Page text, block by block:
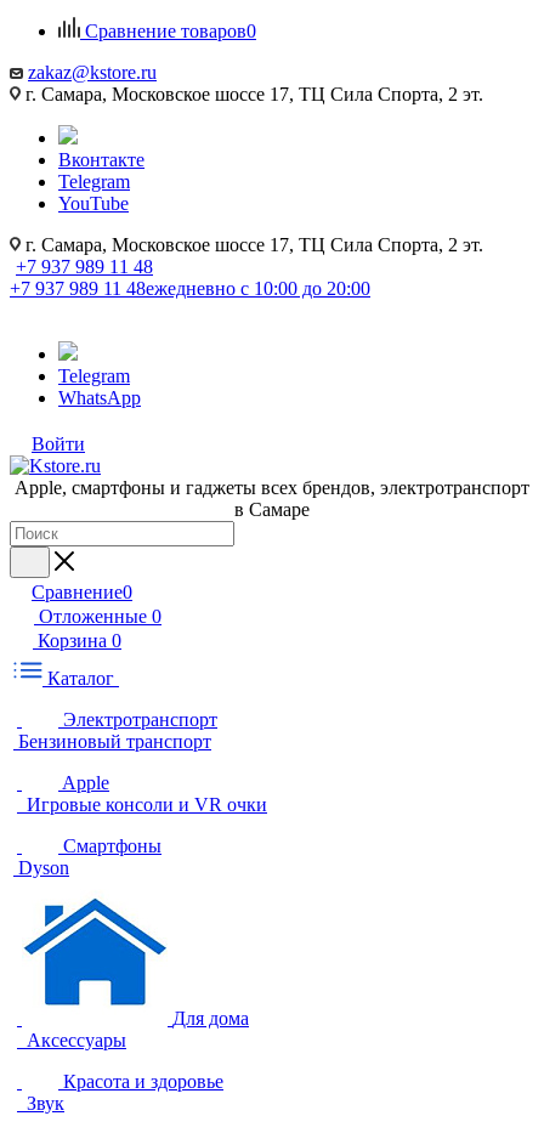
Сравнение товаров0
zakaz@kstore.ru
г. Самара, Московское шоссе 17, ТЦ Сила Спорта, 2 эт.
Вконтакте
Telegram
YouTube
г. Самара, Московское шоссе 17, ТЦ Сила Спорта, 2 эт.
+7 937 989 11 48
+7 937 989 11 48ежедневно с 10:00 до 20:00
Telegram
WhatsApp
Войти
Apple, cмартфоны и гаджеты всех брендов, электротранспорт
в Самаре
Сравнение0
Отложенные 0
Корзина 0
Каталог
Электротранспорт
Бензиновый транспорт
Apple
Игровые консоли и VR очки
Смартфоны
Dyson
Для дома
Аксессуары
Красота и здоровье
Звук